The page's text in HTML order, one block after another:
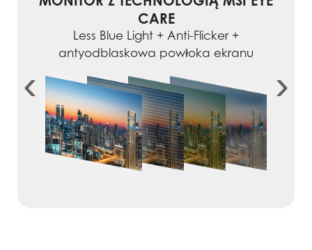
CARE
Less Blue Light + Anti-Flicker +
antyodblaskowa powłoka ekranu